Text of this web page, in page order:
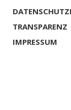
TRANSPARENZ
IMPRESSUM